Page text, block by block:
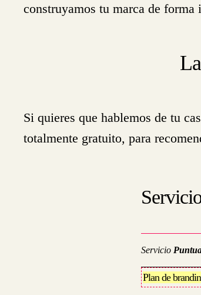
construyamos tu marca de forma
Si quieres que hablemos de tu
totalmente gratuito, para
Servicio
Plan de